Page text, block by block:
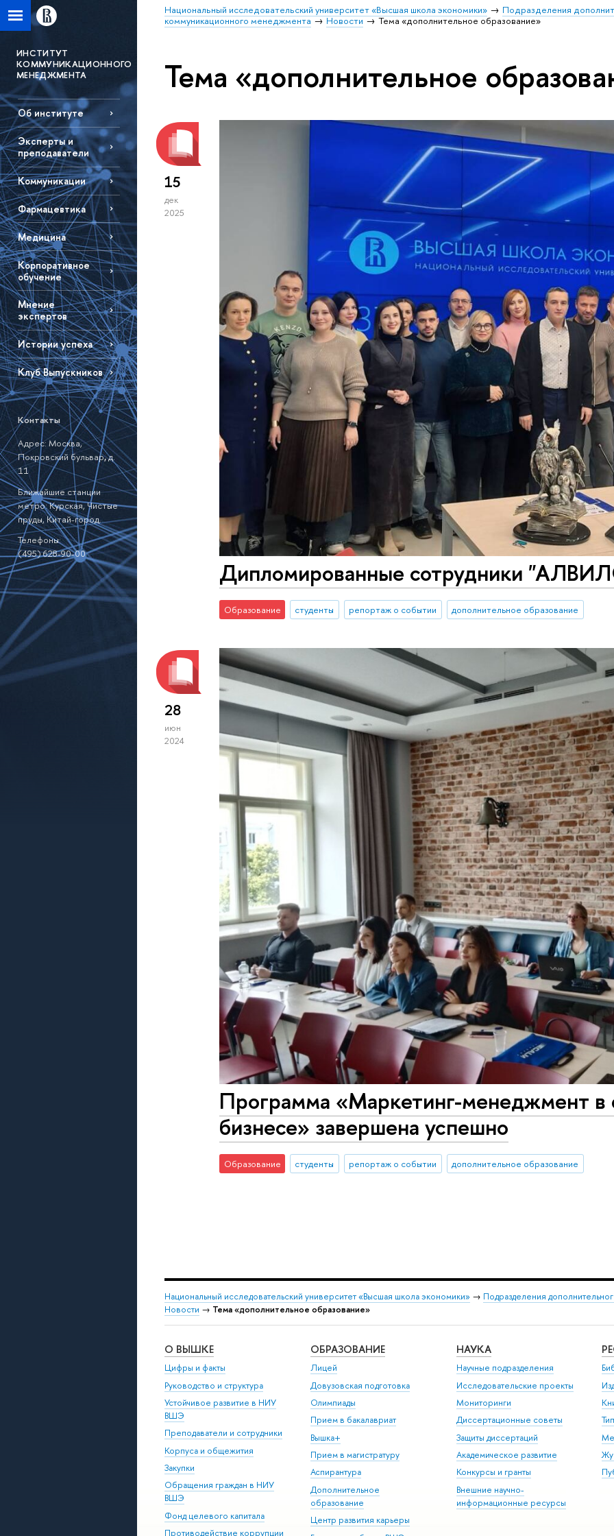
Национальный исследовательский университет «Высшая школа экономики»
Подразделения
коммуникационного менеджмента
Новости Тема «дополнительное образование»
ИНСТИТУТ
КОММУНИКАЦИОННОГО
МЕНЕДЖМЕНТА
Об институте
Эксперты и
преподаватели
Коммуникации
Фармацевтика
Медицина
Корпоративное
обучение
Мнение
экспертов
Истории успеха
Клуб Выпускников
Контакты
Адрес: Москва,
Покровский бульвар,д.
11
Ближайшие станции
метро: Курская, Чистые
пруды, Китай-город.
Телефоны:
(495) 628-90-00
Тема «дополнительное
15
дек
2025
Дипломированные сотрудники
Образование студенты репортаж о событии дополнительное образование
28
июн
2024
Программа «Маркетинг-менеджмент в
бизнесе» завершена успешно
Образование студенты репортаж о событии дополнительное образование
Национальный исследовательский университет «Высшая школа экономики» → Подразделения
Новости → Тема «дополнительное образование»
О ВЫШКЕ
Цифры и факты
Руководство и структура
Устойчивое развитие в НИУ
ВШЭ
Преподаватели и сотрудники
Корпуса и общежития
Закупки
Обращения граждан в НИУ
ВШЭ
Фонд целевого капитала
Противодействие коррупции
ОБРАЗОВАНИЕ
Лицей
Довузовская подготовка
Олимпиады
Прием в бакалавриат
Вышка+
Прием в магистратуру
Аспирантура
Дополнительное
образование
Центр развития карьеры
НАУКА
Научные подразделения
Исследовательские проекты
Мониторинги
Диссертационные советы
Защиты диссертаций
Академическое развитие
Конкурсы и гранты
Внешние научно-
информационные ресурсы